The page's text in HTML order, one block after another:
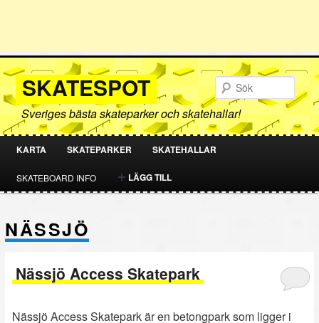
SKATESPOT
Sveriges bästa skateparker och skatehallar!
HOPPA
TILL
PRIMÄRT
INNEHÅLL
HOPPA
TILL
SEKUNDÄRT
INNEHÅLL
KARTA SKATEPARKER SKATEHALLAR
SKATEBOARD INFO LÄGG TILL
NÄSSJÖ
Nässjö Access Skatepark
Nässjö Access Skatepark är en betongpark som ligger i